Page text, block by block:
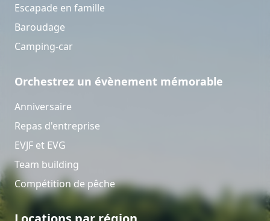
Escapade en famille
Baroudage
Camping-car
Orchestrez un évènement mémorable
Anniversaire
Repas d'entreprise
EVJF et EVG
Team building
Compétition de pêche